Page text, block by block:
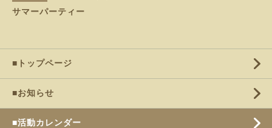
サマーパーティー
■トップページ
■お知らせ
■活動カレンダー